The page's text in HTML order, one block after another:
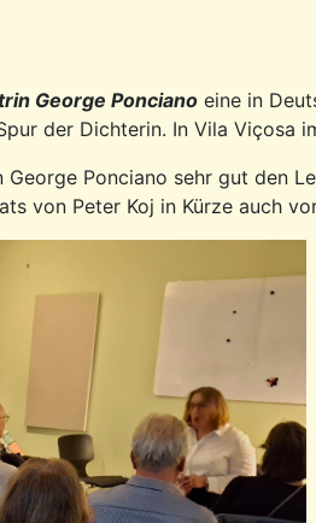
George Ponciano eine in
der Dichterin. In Vila Viçosa
Ponciano sehr gut den
von Peter Koj in Kürze auch